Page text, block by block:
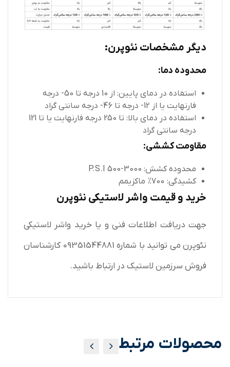
دیگر مشخصات نئوپرن:
محدوده دما:
استفاده در دمای پایین: از 10 درجه تا 50- درجه
فارنهایت یا از 12- درجه تا 46- درجه سانتی گراد
استفاده در دمای بالا: تا 250 درجه فارنهایت یا تا 121
درجه سانتی گراد
مقاومت کششی:
محدوده کشش: 3000-500 P.S.I
کشیدگی: 700% ماکزیمم
خرید و قیمت واشر لاستیکی نئوپرن
جهت دریافت اطلاعات فنی و یا خرید واشر لاستیکی
نئوپرن می توانید با شماره 09351544881 کارشناسان
فروش سرزمین لاستیک در ارتباط باشید.
محصولات مرتبط